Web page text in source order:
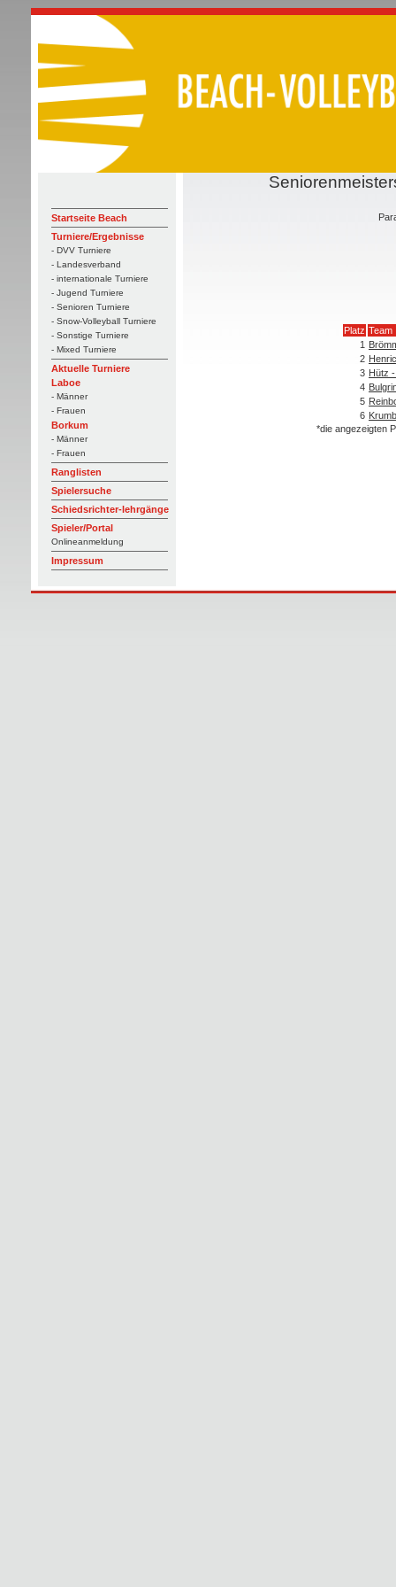
Startseite Beach
Turniere/Ergebnisse
- DVV Turniere
- Landesverband
- internationale Turniere
- Jugend Turniere
- Senioren Turniere
- Snow-Volleyball Turniere
- Sonstige Turniere
- Mixed Turniere
Aktuelle Turniere
Laboe
- Männer
- Frauen
Borkum
- Männer
- Frauen
Ranglisten
Spielersuche
Schiedsrichter-lehrgänge
Spieler/Portal
Onlineanmeldung
Impressum
Platz Team
1
2
3 Hütz
4
5
6
*die angezeigten